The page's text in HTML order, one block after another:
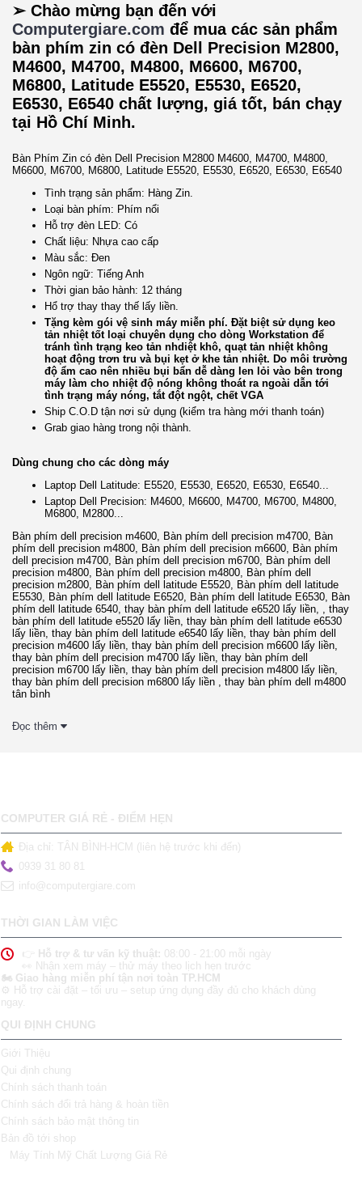
➢ Chào mừng bạn đến với
Computergiare.com để mua các sản phẩm
bàn phím zin có đèn Dell Precision M2800,
M4600, M4700, M4800, M6600, M6700,
M6800, Latitude E5520, E5530, E6520,
E6530, E6540 chất lượng, giá tốt, bán chạy
tại Hồ Chí Minh.
Bàn Phím Zin có đèn Dell Precision M2800 M4600, M4700, M4800,
M6600, M6700, M6800, Latitude E5520, E5530, E6520, E6530, E6540
Tình trạng sản phẩm: Hàng Zin.
Loại bàn phím: Phím nổi
Hỗ trợ đèn LED: Có
Chất liệu: Nhựa cao cấp
Màu sắc: Đen
Ngôn ngữ: Tiếng Anh
Thời gian bảo hành: 12 tháng
Hổ trợ thay thay thế lấy liền.
Tặng kèm gói vệ sinh máy miễn phí. Đặt biệt sử dụng keo
tản nhiệt tốt loại chuyên dụng cho dòng Workstation để
tránh tình trạng keo tản nhdiệt khô, quạt tản nhiệt không
hoạt động trơn tru và bụi kẹt ở khe tản nhiệt. Do môi trường
độ ẩm cao nên nhiều bụi bẩn dễ dàng len lỏi vào bên trong
máy làm cho nhiệt độ nóng không thoát ra ngoài dẫn tới
tình trạng máy nóng, tắt đột ngột, chết VGA
Ship C.O.D tận nơi sử dụng (kiểm tra hàng mới thanh toán)
Grab giao hàng trong nội thành.
Dùng chung cho các dòng máy
Laptop Dell Latitude: E5520, E5530, E6520, E6530, E6540...
Laptop Dell Precision: M4600, M6600, M4700, M6700, M4800,
M6800, M2800...
Bàn phím dell precision m4600, Bàn phím dell precision m4700, Bàn
phím dell precision m4800, Bàn phím dell precision m6600, Bàn phím
dell precision m4700, Bàn phím dell precision m6700, Bàn phím dell
precision m4800, Bàn phím dell precision m4800, Bàn phím dell
precision m2800, Bàn phím dell latitude E5520, Bàn phím dell latitude
E5530, Bàn phím dell latitude E6520, Bàn phím dell latitude E6530, Bàn
phím dell latitude 6540, thay bàn phím dell latitude e6520 lấy liền, , thay
bàn phím dell latitude e5520 lấy liền, thay bàn phím dell latitude e6530
lấy liền, thay bàn phím dell latitude e6540 lấy liền, thay bàn phím dell
precision m4600 lấy liền, thay bàn phím dell precision m6600 lấy liền,
thay bàn phím dell precision m4700 lấy liền, thay bàn phím dell
precision m6700 lấy liền, thay bàn phím dell precision m4800 lấy liền,
thay bàn phím dell precision m6800 lấy liền , thay bàn phím dell m4800
tân bình
Đọc thêm
COMPUTER GIÁ RẺ - ĐIỂM HẸN
Địa chỉ: TÂN BÌNH-HCM (liên hệ trước khi đến)
0939 31 80 81
info@computergiare.com
THỜI GIAN LÀM VIỆC
👉 Hỗ trợ & tư vấn kỹ thuật: 08:00 - 21:00 mỗi ngày
👀 Nhận xem máy – thử máy theo lịch hẹn trước
🏍️ Giao hàng miễn phí tận nơi toàn TP.HCM
⚙️ Hỗ trợ cài đặt – tối ưu – setup ứng dụng đầy đủ cho khách dùng
ngay.
QUI ĐỊNH CHUNG
Giới Thiệu
Qui định chung
Chính sách thanh toán
Chính sách đổi trả hàng & hoàn tiền
Chính sách bảo mật thông tin
Bản đồ tới shop
Máy Tính Mỹ Chất Lượng Giá Rẻ